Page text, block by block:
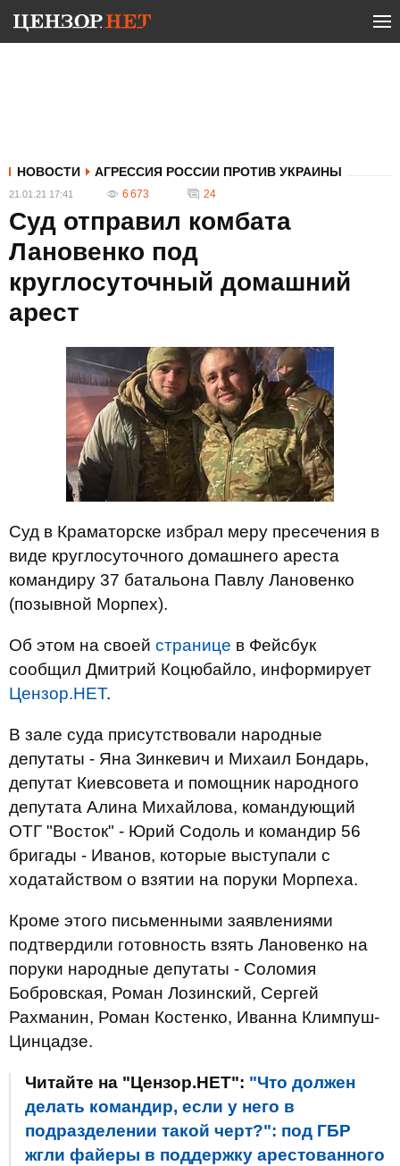
НОВОСТИ АГРЕССИЯ РОССИИ ПРОТИВ УКРАИНЫ
21.01.21 17:41 6 673 24
Суд отправил комбата
Лановенко под
круглосуточный домашний
арест
Суд в Краматорске избрал меру пресечения в
виде круглосуточного домашнего ареста
командиру 37 батальона Павлу Лановенко
(позывной Морпех).
Об этом на своей странице в Фейсбук
сообщил Дмитрий Коцюбайло, информирует
Цензор.НЕТ.
В зале суда присутствовали народные
депутаты - Яна Зинкевич и Михаил Бондарь,
депутат Киевсовета и помощник народного
депутата Алина Михайлова, командующий
ОТГ "Восток" - Юрий Содоль и командир 56
бригады - Иванов, которые выступали с
ходатайством о взятии на поруки Морпеха.
Кроме этого письменными заявлениями
подтвердили готовность взять Лановенко на
поруки народные депутаты - Соломия
Бобровская, Роман Лозинский, Сергей
Рахманин, Роман Костенко, Иванна Климпуш-
Цинцадзе.
Читайте на "Цензор.НЕТ": "Что должен
делать командир, если у него в
подразделении такой черт?": под ГБР
жгли файеры в поддержку арестованного